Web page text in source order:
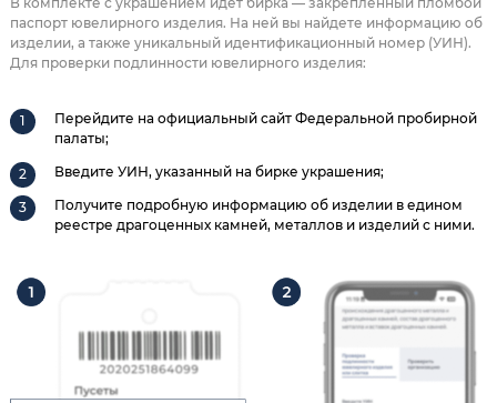
паспорт ювелирного изделия. На ней вы найдете информацию об
изделии, а также уникальный идентификационный номер (УИН).
Для проверки подлинности ювелирного изделия:
Перейдите на официальный сайт Федеральной пробирной
палаты;
Введите УИН, указанный на бирке украшения;
Получите подробную информацию об изделии в едином
реестре драгоценных камней, металлов и изделий с ними.